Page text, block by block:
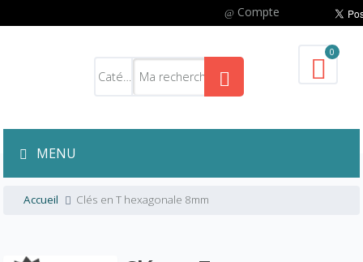
Compte
0
MENU
Accueil Clés en T hexagonale 8mm